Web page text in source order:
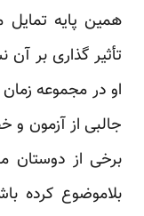
همین پایه تمایل
تأثیر گذاری بر
او در مجموعه زمان
جالبی از آزمون
برخی از دوستان
بلاموضوع کرده